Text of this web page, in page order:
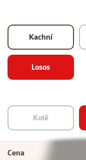
Kachní
Losos
Kotě
Cena